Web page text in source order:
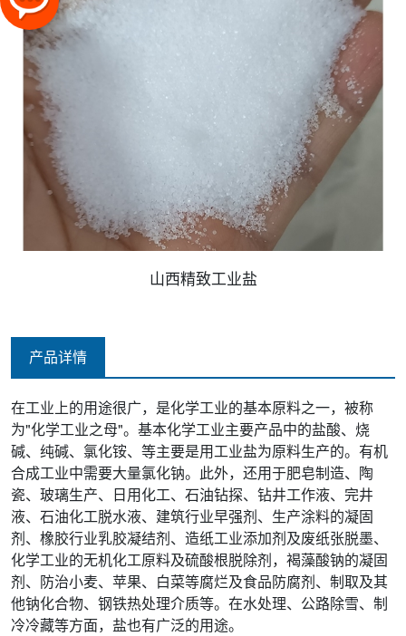
山西精致工业盐
产品详情
在工业上的用途很广，是化学工业的基本原料之一，被称
为"化学工业之母"。基本化学工业主要产品中的盐酸、烧
碱、纯碱、氯化铵、等主要是用工业盐为原料生产的。有机
合成工业中需要大量氯化钠。此外，还用于肥皂制造、陶
瓷、玻璃生产、日用化工、石油钻探、钻井工作液、完井
液、石油化工脱水液、建筑行业早强剂、生产涂料的凝固
剂、橡胶行业乳胶凝结剂、造纸工业添加剂及废纸张脱墨、
化学工业的无机化工原料及硫酸根脱除剂，褐藻酸钠的凝固
剂、防治小麦、苹果、白菜等腐烂及食品防腐剂、制取及其
他钠化合物、钢铁热处理介质等。在水处理、公路除雪、制
冷冷藏等方面，盐也有广泛的用途。